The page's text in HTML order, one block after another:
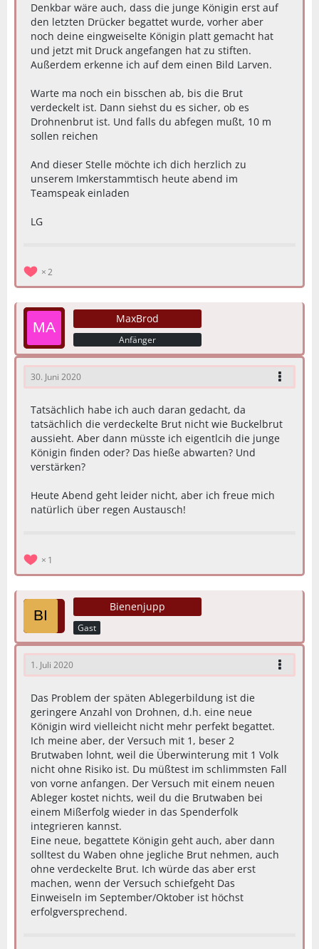
Denkbar wäre auch, dass die junge Königin erst auf
den letzten Drücker begattet wurde, vorher aber
noch deine eingweiselte Königin platt gemacht hat
und jetzt mit Druck angefangen hat zu stiften.
Außerdem erkenne ich auf dem einen Bild Larven.
Warte ma noch ein bisschen ab, bis die Brut
verdeckelt ist. Dann siehst du es sicher, ob es
Drohnenbrut ist. Und falls du abfegen mußt, 10 m
sollen reichen
And dieser Stelle möchte ich dich herzlich zu
unserem Imkerstammtisch heute abend im
Teamspeak einladen
LG
2
MaxBrod
Anfänger
30. Juni 2020
Tatsächlich habe ich auch daran gedacht, da
tatsächlich die verdeckelte Brut nicht wie Buckelbrut
aussieht. Aber dann müsste ich eigentlcih die junge
Königin finden oder? Das hieße abwarten? Und
verstärken?
Heute Abend geht leider nicht, aber ich freue mich
natürlich über regen Austausch!
1
Bienenjupp
Gast
1. Juli 2020
Das Problem der späten Ablegerbildung ist die
geringere Anzahl von Drohnen, d.h. eine neue
Königin wird vielleicht nicht mehr perfekt begattet.
Ich meine aber, der Versuch mit 1, beser 2
Brutwaben lohnt, weil die Überwinterung mit 1 Volk
nicht ohne Risiko ist. Du müßtest im schlimmsten Fall
von vorne anfangen. Der Versuch mit einem neuen
Ableger kostet nichts, weil du die Brutwaben bei
einem Mißerfolg wieder in das Spenderfolk
integrieren kannst.
Eine neue, begattete Königin geht auch, aber dann
solltest du Waben ohne jegliche Brut nehmen, auch
ohne verdeckelte Brut. Ich würde das aber erst
machen, wenn der Versuch schiefgeht Das
Einweiseln im September/Oktober ist höchst
erfolgversprechend.